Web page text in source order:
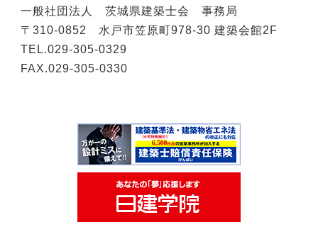
一般社団法人 茨城県建築士会 事務局
〒310-0852 水戸市笠原町978-30 建築会館2F
TEL.029-305-0329
FAX.029-305-0330